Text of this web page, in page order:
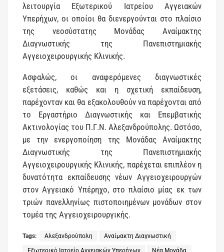
λειτουργία Εξωτερικού Ιατρείου Αγγειακών
Υπερήχων, οι οποίοι θα διενεργούνται στο πλαίσιο
της νεοσύστατης Μονάδας Αναίμακτης
Διαγνωστικής της Πανεπιστημιακής
Αγγειοχειρουργικής Κλινικής.
Ασφαλώς, οι αναφερόμενες διαγνωστικές
εξετάσεις, καθώς και η σχετική εκπαίδευση,
παρέχονταν και θα εξακολουθούν να παρέχονται από
το Εργαστήριο Διαγνωστικής και Επεμβατικής
Ακτινολογίας του Π.Γ.Ν. Αλεξανδρούπολης. Ωστόσο,
με την ενεργοποίηση της Μονάδας Αναίμακτης
Διαγνωστικής της Πανεπιστημιακής
Αγγειοχειρουργικής Κλινικής, παρέχεται επιπλέον η
δυνατότητα εκπαίδευσης νέων Αγγειοχειρουργών
στον Αγγειακό Υπέρηχο, στο πλαίσιο μίας εκ των
τριών πανελληνίως πιστοποιημένων μονάδων στον
τομέα της Αγγειοχειρουργικής.
Tags: Αλεξανδρούπολη Αναίμακτη Διαγνωστική
Εξωτερικό Ιατρείο Αγγειακών Υπερήχων Νέα Μονάδα